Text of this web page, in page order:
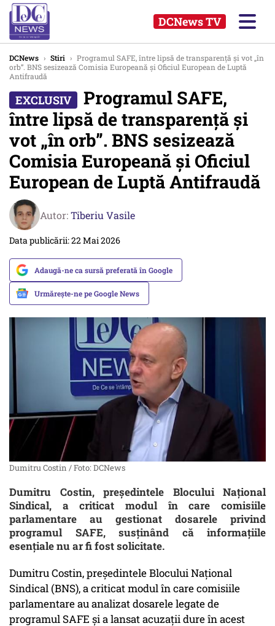
DCNews TV
DCNews › Stiri › Programul SAFE, între lipsă de transparență și vot „în
orb”. BNS sesizează Comisia Europeană și Oficiul European de Luptă
Antifraudă
Programul SAFE,
între lipsă de transparență și
vot „în orb”. BNS sesizează
Comisia Europeană și Oficiul
European de Luptă Antifraudă
Autor:Tiberiu Vasile
Data publicării: 22 Mai 2026
Adaugă-ne ca sursă preferată în Google
Urmărește-ne pe Google News
Dumitru Costin / Foto: DCNews
Dumitru Costin, președintele Blocului Național
Sindical, a criticat modul în care comisiile
parlamentare au gestionat dosarele privind
programul SAFE, susținând că informațiile
esențiale nu ar fi fost solicitate.
Dumitru Costin, președintele Blocului Național
Sindical (BNS), a criticat modul în care comisiile
parlamentare au analizat dosarele legate de
programul SAFE și a lansat acuzații dure în acest